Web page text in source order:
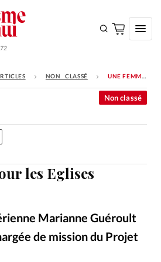
S'ABONNERNON CLASSÉ UNE FEMME POUR LES EGLISES ETHNIQUES
les Eglises
Marianne Guéroult
de mission du Projet
Non classé